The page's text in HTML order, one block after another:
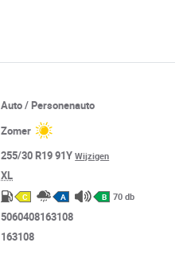
Auto / Personenauto
Zomer
255/30 R19 91YWijzigen
XL
C A B 70 db
5060408163108
163108